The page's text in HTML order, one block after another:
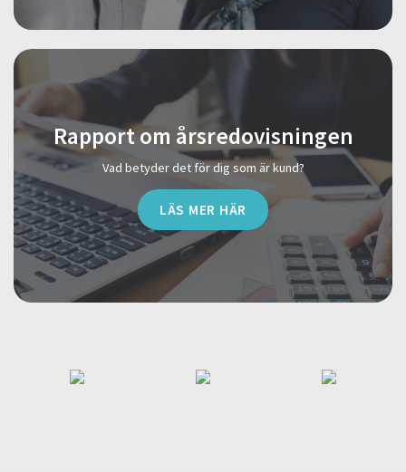
Rapport om årsredovisningen
Vad betyder det för dig som är kund?
LÄS MER HÄR